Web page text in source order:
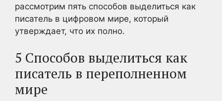
рассмотрим пять способов выделиться как
писатель в цифровом мире, который
утверждает, что их полно.
5 Способов выделиться как
писатель в переполненном
мире